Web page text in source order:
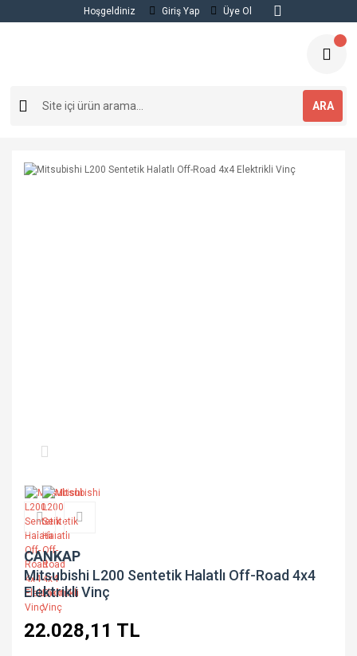
Hoşgeldiniz Giriş Yap Üye Ol
ARA
CANKAP
Mitsubishi L200 Sentetik Halatlı Off-Road 4x4
Elektrikli Vinç
22.028,11 TL